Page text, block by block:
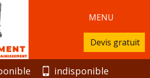
MENU
Devis gratuit
indisponible